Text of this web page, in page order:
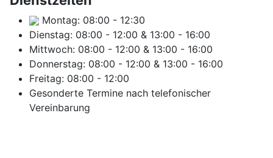
Montag: 08:00 - 12:30
Dienstag: 08:00 - 12:00 & 13:00 - 16:00
Mittwoch: 08:00 - 12:00 & 13:00 - 16:00
Donnerstag: 08:00 - 12:00 & 13:00 - 16:00
Freitag: 08:00 - 12:00
Gesonderte Termine nach telefonischer
Vereinbarung